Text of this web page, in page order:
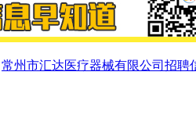
常州市汇达医疗器械有限公司招聘